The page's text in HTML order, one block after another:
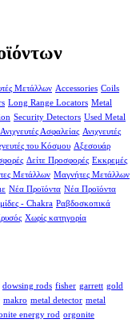
Μετάλλων Accessories Coils
Long Range Locators Metal
Security Detectors Used Metal
Ανιχνευτές Ασφαλείας Ανιχνευτές
του Κόσμου Αξεσουάρ
Δείτε Προσφορές Εκκρεμές
Μετάλλων Μαγνήτες Μετάλλων
Νέα Προϊόντα Νέα Προϊόντα
- Chakra Ραβδοσκοπικά
Χωρίς κατηγορία
dowsing rods fisher garrett gold
makro metal detector metal
energy rod orgonite